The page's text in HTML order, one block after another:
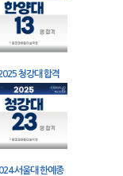
청강대 합격
서울대 한예종